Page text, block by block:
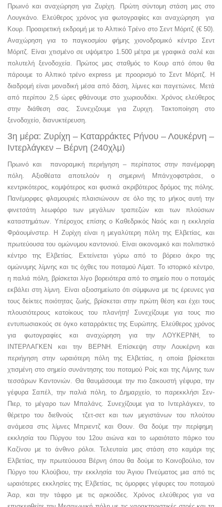
Πρωινό και αναχώρηση για Ζυρίχη. Πρώτη σύντομη στάση μας στο
Λουγκάνο. Ελεύθερος χρόνος για φωτογραφίες και αναχώρηση για
Κουρ. Προαιρετική εκδρομή με το Αλπικό Τρένο στο Σεντ Μόριτζ (€ 50).
Αναχώρηση για το παγκοσμίου φήμης χιονοδρομικό κέντρο Σεντ
Μόριτζ. Είναι χτισμένο σε υψόμετρο 1.500 μέτρα με γραφικά σαλέ και
πολυτελή ξενοδοχεία. Πρώτος μας σταθμός το Κουρ από όπου θα
πάρουμε το Αλπικό τρένο express με προορισμό το Σεντ Μόριτζ. Η
διαδρομή είναι μοναδική μέσα από δάση, λίμνες και παγετώνες. Μετά
από περίπου 2,5 ώρες φθάνουμε στο χωριουδάκι. Χρόνος ελεύθερος
στην διάθεση σας. Συνεχιζουμε για Ζυριχη. Τακτοποίηση στο
ξενοδοχείο, διανυκτέρευση.
3η μέρα: Ζυρίχη – Καταρράκτες Ρήνου – Λουκέρνη –
Ιντερλάγκεν – Βέρνη (240χλμ)
Πρωινό και πανοραμική περιήγηση – περίπατος στην πανέμορφη
πόλη. Αξιοθέατα αποτελούν η σημερινή Μπάνχοφστράσε, ο
κεντρικότερος, κομψότερος και φυσικά ακριβότερος δρόμος της πόλης.
Πανέμορφες φλαμουριές πλαισιώνουν σε όλο της το μήκος αυτή την
φινετσάτη λεωφόρο των μεγάλων τραπεζών και των πλούσιων
καταστημάτων. Υπέροχος επίσης ο Καθεδρικός Ναός και η εκκλησία
Φράουμίνστερ. Η Ζυρίχη είναι η μεγαλύτερη πόλη της Ελβετίας, και
πρωτεύουσα του ομώνυμου καντονιού. Είναι οικονομικό και πολιτιστικό
κέντρο της Ελβετίας. Εκτείνεται γύρω από το βόρειο άκρο της
ομώνυμης λίμνης και τις όχθες του ποταμού Λίματ. Το ιστορικό κέντρο,
η παλιά πόλη, βρίσκεται λίγο βορειότερα από το σημείο που ο ποταμός
εκβάλει στη λίμνη. Είναι αξιοσημείωτο ότι σύμφωνα με τις έρευνες για
τους δείκτες ποιότητας ζωής, βρίσκεται στην πρώτη θέση και έχει τους
πλουσιότερους κατοίκους του πλανήτη! Συνεχίζουμε για τους πιο
εντυπωσιακούς σε όγκο καταρράκτες της Ευρώπης. Ελεύθερος χρόνος
για φωτογραφίες και αναχώρηση για την ΛΟΥΚΕΡΝΗ, το
ΙΝΤΕΡΛΑΓΚΕΝ και την ΒΕΡΝΗ. Επίσκεψη στην Λουκέρνη και
περιήγηση στην ωραιότερη πόλη της Ελβετίας, η οποία βρίσκεται
χτισμένη στο σημείο συνάντησης του ποταμού Ροίς και της Λίμνης των
τεσσάρων Καντονιών. Θα θαυμάσουμε την πιο ξακουστή γέφυρα, την
γέφυρα Σαπέλ, την παλιά πόλη, το Δημαρχείο, το παρεκκλήσι Σεν-
Πιερ, το μέγαρο των Μπαλάνς. Συνεχίζουμε για το Ιντερλάγκεν, το
θέρετρο του διεθνούς τζετ-σετ και των μεγιστάνων του πλούτου
ανάμεσα στις λίμνες Μπριεντζ και Θουν. Θα δούμε την περίφημη
εκκλησία του Πύργου του 12ου αιώνα και το ωραιότατο πάρκο του
Καζίνου με το άνθινο ρόλοι. Τελευταία μας στάση στο καμάρι της
Ελβετίας, την πρωτεύουσα Βέρνη όπου θα δούμε το Κοινοβούλιο, τον
Πύργο του Κλούβιου, την εκκλησία του Άγιου Πνεύματος μια από τις
ωραιότερες εκκλησίες της Ελβετίας, τις όμορφες γέφυρες του ποταμού
Άαρ, και την τάφρο με τις αρκούδες. Χρόνος ελεύθερος για να